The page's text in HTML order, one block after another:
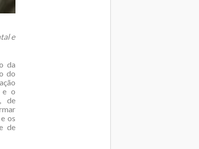
e
da
do
e o
de
os
de